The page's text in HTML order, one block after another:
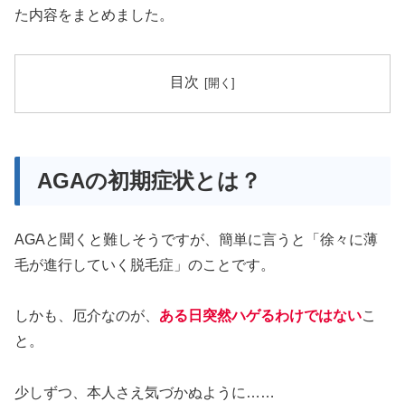
た内容をまとめました。
目次
AGAの初期症状とは？
AGAと聞くと難しそうですが、簡単に言うと「徐々に薄
毛が進行していく脱毛症」のことです。
しかも、厄介なのが、 ある日突然ハゲるわけではないこ
と。
少しずつ、本人さえ気づかぬように……